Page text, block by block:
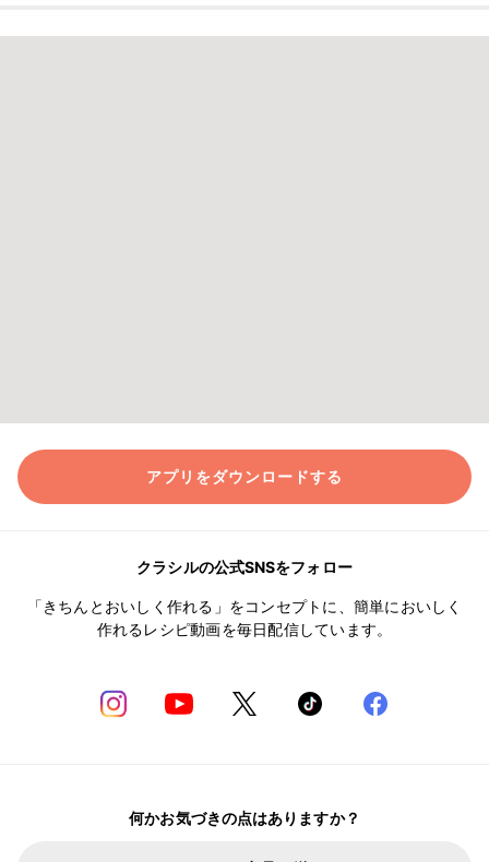
アプリをダウンロードする
クラシルの公式SNSをフォロー
「きちんとおいしく作れる」をコンセプトに、簡単においしく
作れるレシピ動画を毎日配信しています。
何かお気づきの点はありますか？